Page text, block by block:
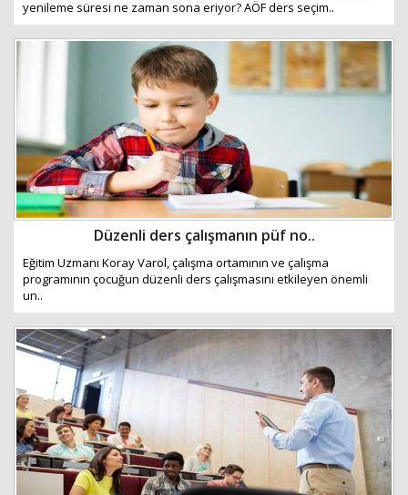
yenileme süresi ne zaman sona eriyor? AÖF ders seçim..
Düzenli ders çalışmanın püf no..
Eğitim Uzmanı Koray Varol, çalışma ortamının ve çalışma
programının çocuğun düzenli ders çalışmasını etkileyen önemli
un..